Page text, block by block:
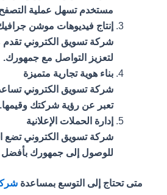
مستخدم تسهل عملية التصفح
إنتاج فيديوهات موشن جرافيك
شركة تسويق الكتروني تقدم
لتعزيز التواصل مع جمهورك.
بناء هوية تجارية متميزة
شركة تسويق الكتروني
تعبر عن رؤية شركتك وقيمها.
إدارة الحملات الإعلانية
شركة تسويق الكتروني تضع
للوصول إلى جمهورك بأفضل
متى تحتاج إلى التوسع بمساعدةشركة